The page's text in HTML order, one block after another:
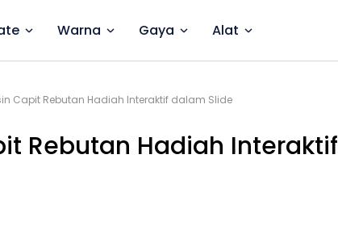
Warna Gaya Alat
Capit Rebutan Hadiah Interaktif dalam Slide
Rebutan Hadiah Interaktif